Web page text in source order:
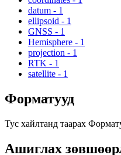
datum - 1
ellipsoid - 1
GNSS - 1
Hemisphere - 1
projection - 1
RTK - 1
satellite - 1
Форматууд
Тус хайлтанд таарах
Ашиглах